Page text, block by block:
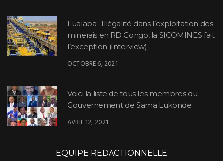
Lualaba : Illégalité dans l’exploitation des
minerais en RD Congo, la SICOMINES fait
l’exception (Interview)
OCTOBRE 6, 2021
Voici la liste de tous les membres du
Gouvernement de Sama Lukonde
AVRIL 12, 2021
EQUIPE REDACTIONNELLE